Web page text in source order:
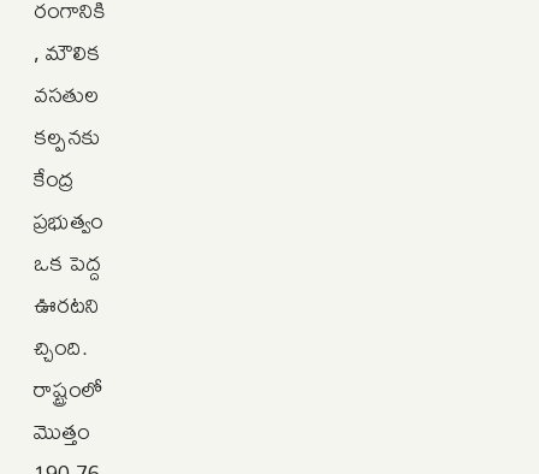
రంగానికి
, మౌలిక
వసతుల
కల్పనకు
కేంద్ర
ప్రభుత్వం
ఒక పెద్ద
ఊరటని
చ్చింది.
రాష్ట్రంలో
మొత్తం